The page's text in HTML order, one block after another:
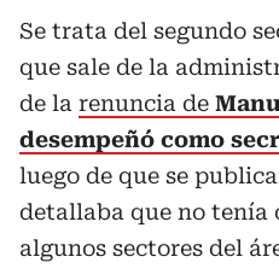
Se trata del segundo
que sale de la
de la renuncia de
desempeñó como
luego de que se
detallaba que no tenía
algunos sectores del